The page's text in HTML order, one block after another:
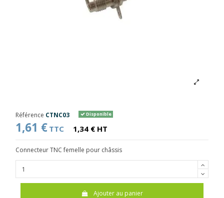
Référence CTNC03 Disponible
1,61 € TTC 1,34 € HT
Connecteur TNC femelle pour châssis
Ajouter au panier